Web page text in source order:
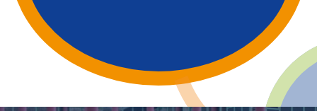
info.uithuizen@pmfmechanical.nl
+31 (0)595 - 431 729